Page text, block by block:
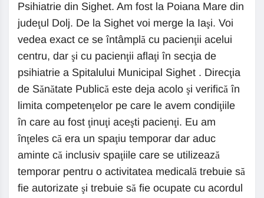
Psihiatrie din Sighet. Am fost la Poiana Mare din
judeţul Dolj. De la Sighet voi merge la Iaşi. Voi
vedea exact ce se întâmplă cu pacienţii acelui
centru, dar şi cu pacienţii aflaţi în secţia de
psihiatrie a Spitalului Municipal Sighet . Direcţia
de Sănătate Publică este deja acolo şi verifică în
limita competenţelor pe care le avem condiţiile
în care au fost ţinuţi aceşti pacienţi. Eu am
înţeles că era un spaţiu temporar dar aduc
aminte că inclusiv spaţiile care se utilizează
temporar pentru o activitatea medicală trebuie să
fie autorizate şi trebuie să fie ocupate cu acordul